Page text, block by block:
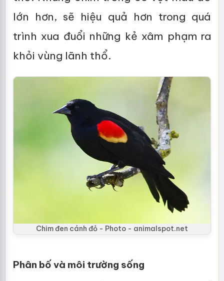
lớn hơn, sẽ hiệu quả hơn trong quá
trình xua đuổi những kẻ xâm phạm ra
khỏi vùng lãnh thổ.
Chim đen cánh đỏ - Photo - animalspot.net
Phân bố và môi trường sống